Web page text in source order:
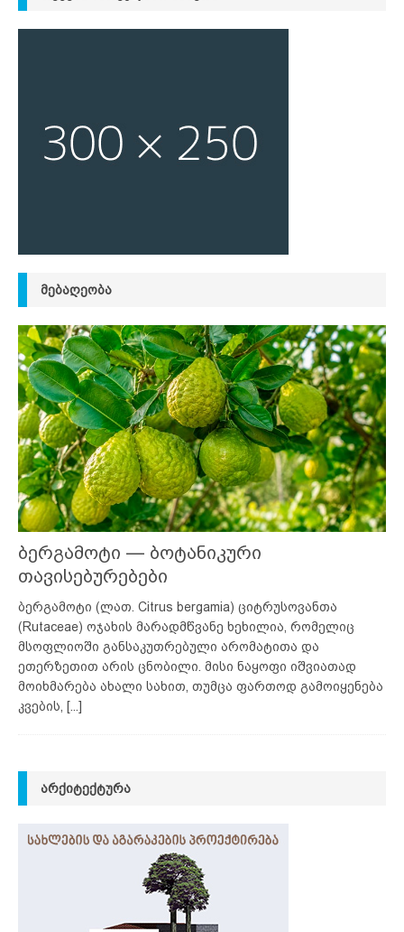
ᲛᲔᲑᲐᲦᲔᲝᲑᲐ
ბერგამოტი — ბოტანიკური
თავისებურებები
ბერგამოტი (ლათ. Citrus bergamia) ციტრუსოვანთა
(Rutaceae) ოჯახის მარადმწვანე ხეხილია, რომელიც
მსოფლიოში განსაკუთრებული არომატითა და
ეთერზეთით არის ცნობილი. მისი ნაყოფი იშვიათად
მოიხმარება ახალი სახით, თუმცა ფართოდ გამოიყენება
კვების, [...]
ᲐᲠᲥᲘᲢᲔᲥᲢᲣᲠᲐ